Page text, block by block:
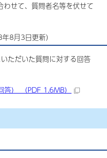
せて、質問者名等を伏せて
8月3日更新）
ただいた質問に対する回答
） （PDF 1.6MB）